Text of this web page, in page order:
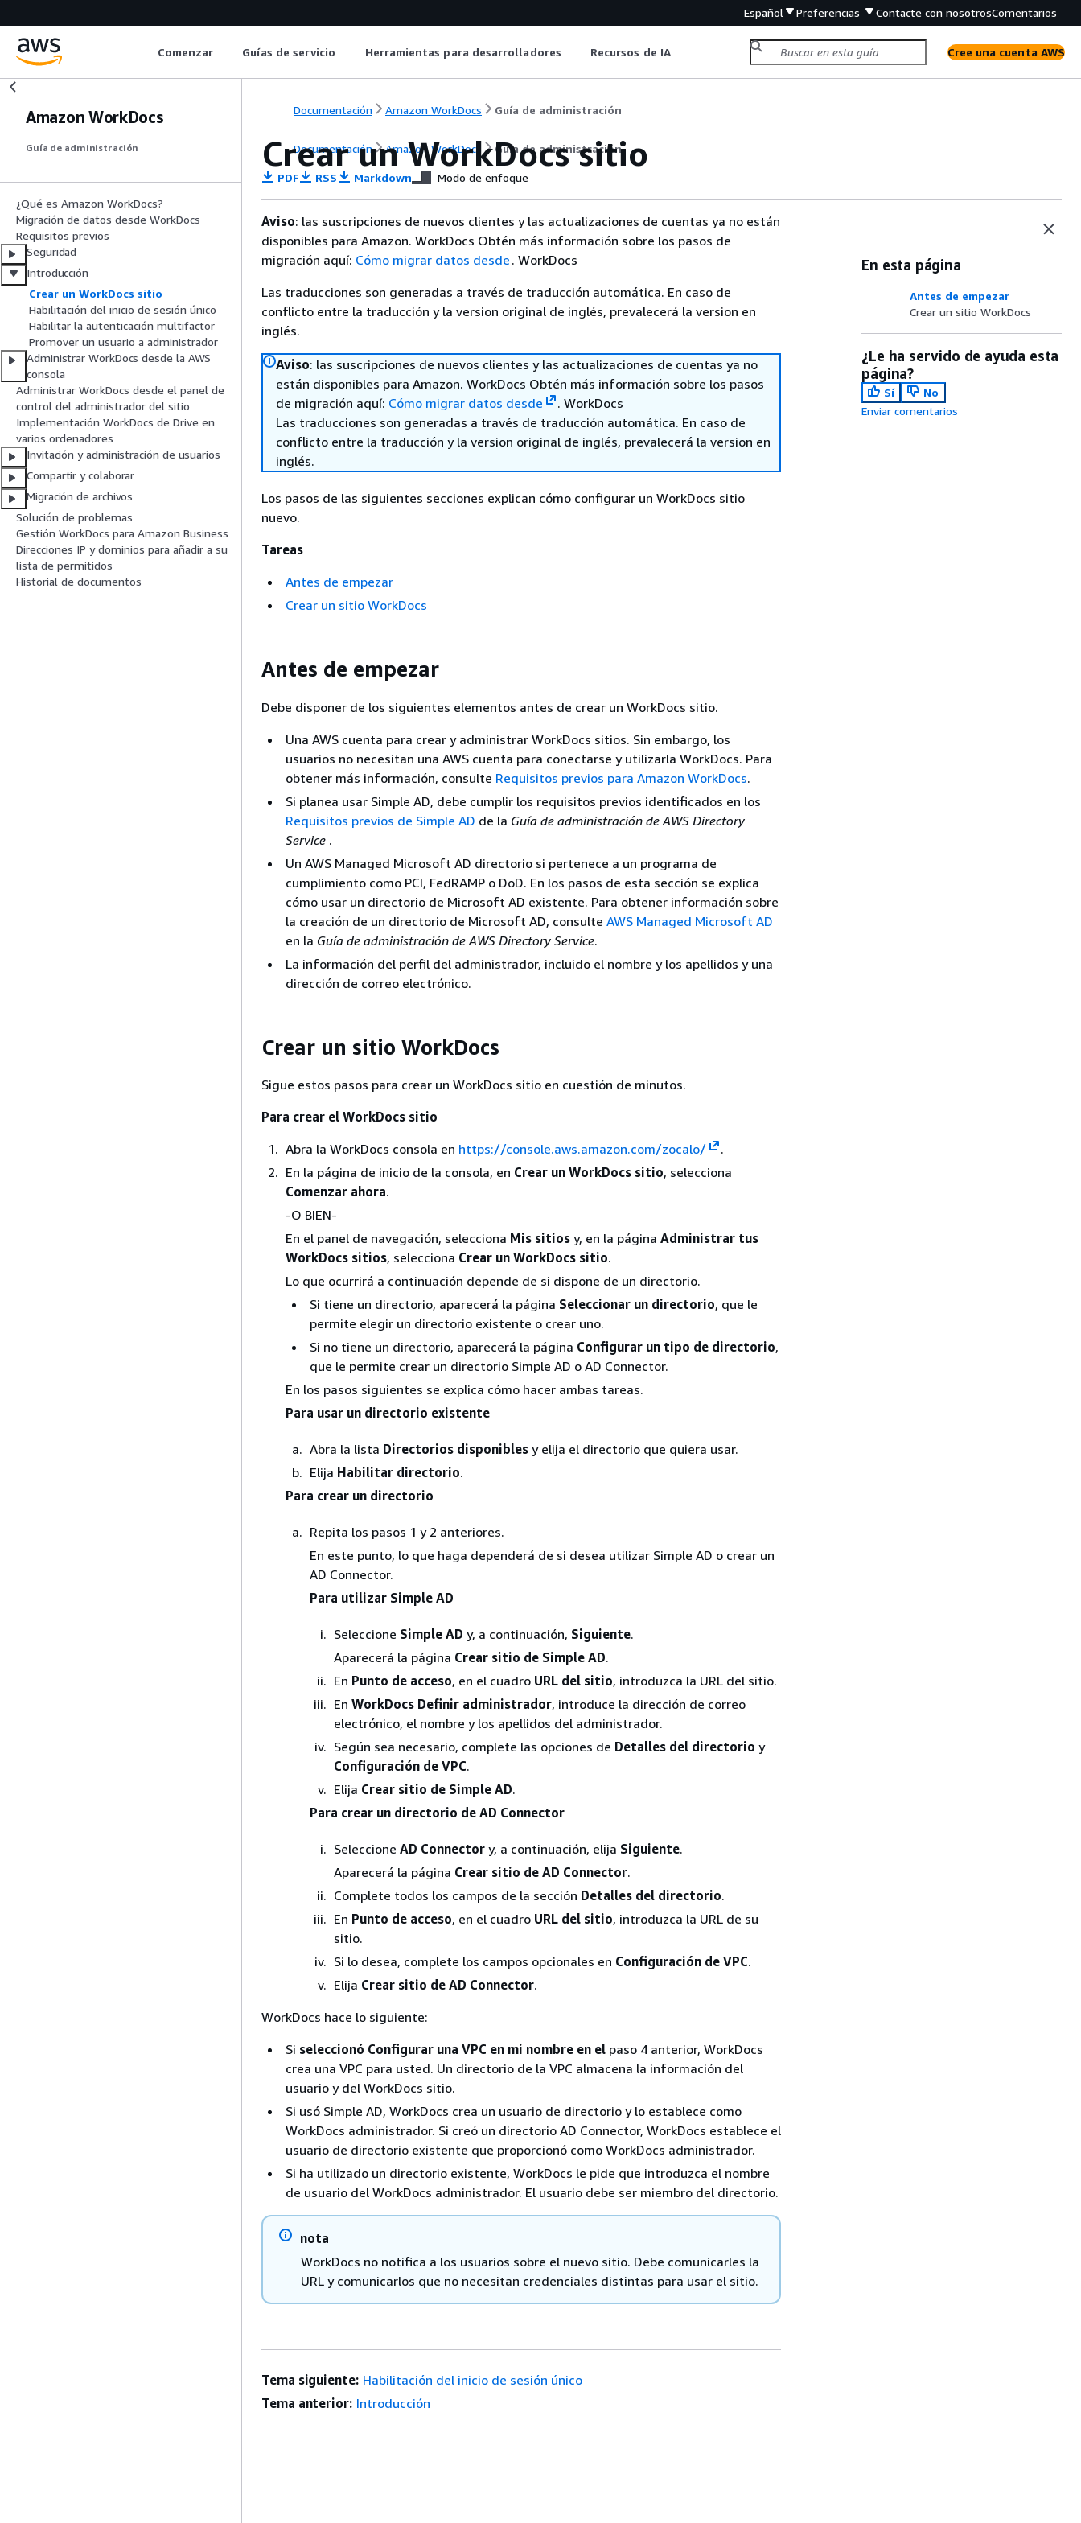
Español Preferencias Contacte con nosotrosComentarios
Comenzar Guías de servicio Herramientas para desarrolladores Recursos de IA Cree una cuenta AWS
Amazon WorkDocs
Guía de administración
¿Qué es Amazon WorkDocs?
Migración de datos desde WorkDocs
Requisitos previos
Seguridad
Introducción
Crear un WorkDocs sitio
Habilitación del inicio de sesión único
Habilitar la autenticación multifactor
Promover un usuario a administrador
Administrar WorkDocs desde la AWS
consola
Administrar WorkDocs desde el panel de
control del administrador del sitio
Implementación WorkDocs de Drive en
varios ordenadores
Invitación y administración de usuarios
Compartir y colaborar
Migración de archivos
Solución de problemas
Gestión WorkDocs para Amazon Business
Direcciones IP y dominios para añadir a su
lista de permitidos
Historial de documentos
Documentación Amazon WorkDocs Guía de administración
Documentación Amazon WorkDocs Guía de administración
Crear un WorkDocs sitio
PDF RSS Markdown Modo de enfoque
Aviso: las suscripciones de nuevos clientes y las actualizaciones de cuentas ya no están
disponibles para Amazon. WorkDocs Obtén más información sobre los pasos de
migración aquí: Cómo migrar datos desde . WorkDocs
Las traducciones son generadas a través de traducción automática. En caso de
conflicto entre la traducción y la version original de inglés, prevalecerá la version en
inglés.
Aviso: las suscripciones de nuevos clientes y las actualizaciones de cuentas ya no
están disponibles para Amazon. WorkDocs Obtén más información sobre los pasos
de migración aquí: Cómo migrar datos desde
. WorkDocs
Las traducciones son generadas a través de traducción automática. En caso de
conflicto entre la traducción y la version original de inglés, prevalecerá la version en
inglés.
Los pasos de las siguientes secciones explican cómo configurar un WorkDocs sitio
nuevo.
Tareas
Antes de empezar
Crear un sitio WorkDocs
Antes de empezar
Debe disponer de los siguientes elementos antes de crear un WorkDocs sitio.
Una AWS cuenta para crear y administrar WorkDocs sitios. Sin embargo, los
usuarios no necesitan una AWS cuenta para conectarse y utilizarla WorkDocs. Para
obtener más información, consulte Requisitos previos para Amazon WorkDocs.
Si planea usar Simple AD, debe cumplir los requisitos previos identificados en los
Requisitos previos de Simple AD de la Guía de administración de AWS Directory
Service .
Un AWS Managed Microsoft AD directorio si pertenece a un programa de
cumplimiento como PCI, FedRAMP o DoD. En los pasos de esta sección se explica
cómo usar un directorio de Microsoft AD existente. Para obtener información sobre
la creación de un directorio de Microsoft AD, consulte AWS Managed Microsoft AD
en la Guía de administración de AWS Directory Service.
La información del perfil del administrador, incluido el nombre y los apellidos y una
dirección de correo electrónico.
Crear un sitio WorkDocs
Sigue estos pasos para crear un WorkDocs sitio en cuestión de minutos.
Para crear el WorkDocs sitio
Abra la WorkDocs consola en https://console.aws.amazon.com/zocalo/
.
En la página de inicio de la consola, en Crear un WorkDocs sitio, selecciona
Comenzar ahora.
-O BIEN-
En el panel de navegación, selecciona Mis sitios y, en la página Administrar tus
WorkDocs sitios, selecciona Crear un WorkDocs sitio.
Lo que ocurrirá a continuación depende de si dispone de un directorio.
Si tiene un directorio, aparecerá la página Seleccionar un directorio, que le
permite elegir un directorio existente o crear uno.
Si no tiene un directorio, aparecerá la página Configurar un tipo de directorio,
que le permite crear un directorio Simple AD o AD Connector.
En los pasos siguientes se explica cómo hacer ambas tareas.
Para usar un directorio existente
Abra la lista Directorios disponibles y elija el directorio que quiera usar.
Elija Habilitar directorio.
Para crear un directorio
Repita los pasos 1 y 2 anteriores.
En este punto, lo que haga dependerá de si desea utilizar Simple AD o crear un
AD Connector.
Para utilizar Simple AD
Seleccione Simple AD y, a continuación, Siguiente.
Aparecerá la página Crear sitio de Simple AD.
En Punto de acceso, en el cuadro URL del sitio, introduzca la URL del sitio.
En WorkDocs Definir administrador, introduce la dirección de correo
electrónico, el nombre y los apellidos del administrador.
Según sea necesario, complete las opciones de Detalles del directorio y
Configuración de VPC.
Elija Crear sitio de Simple AD.
Para crear un directorio de AD Connector
Seleccione AD Connector y, a continuación, elija Siguiente.
Aparecerá la página Crear sitio de AD Connector.
Complete todos los campos de la sección Detalles del directorio.
En Punto de acceso, en el cuadro URL del sitio, introduzca la URL de su
sitio.
Si lo desea, complete los campos opcionales en Configuración de VPC.
Elija Crear sitio de AD Connector.
WorkDocs hace lo siguiente:
Si seleccionó Configurar una VPC en mi nombre en el paso 4 anterior, WorkDocs
crea una VPC para usted. Un directorio de la VPC almacena la información del
usuario y del WorkDocs sitio.
Si usó Simple AD, WorkDocs crea un usuario de directorio y lo establece como
WorkDocs administrador. Si creó un directorio AD Connector, WorkDocs establece el
usuario de directorio existente que proporcionó como WorkDocs administrador.
Si ha utilizado un directorio existente, WorkDocs le pide que introduzca el nombre
de usuario del WorkDocs administrador. El usuario debe ser miembro del directorio.
nota
WorkDocs no notifica a los usuarios sobre el nuevo sitio. Debe comunicarles la
URL y comunicarlos que no necesitan credenciales distintas para usar el sitio.
En esta página
Antes de empezar
Crear un sitio WorkDocs
¿Le ha servido de ayuda esta
página?
Sí
No
Enviar comentarios
Tema siguiente: Habilitación del inicio de sesión único
Tema anterior: Introducción